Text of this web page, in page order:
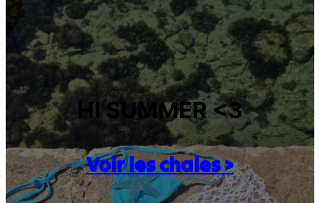
HI SUMMER <3
Voir les chales >